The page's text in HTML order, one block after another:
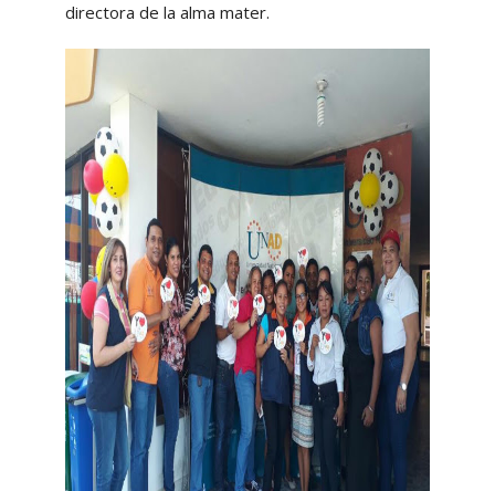
directora de la alma mater.